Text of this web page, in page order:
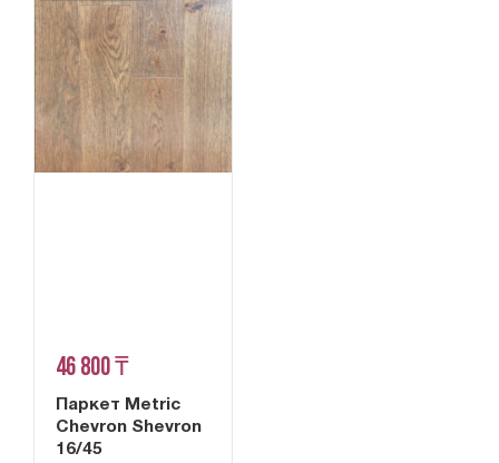
46 800 ₸
Паркет Metric
Chevron Shevron
16/45